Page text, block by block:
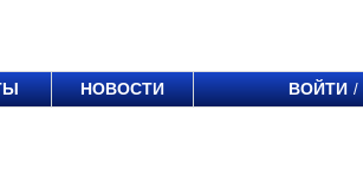
НОВОСТИ ВОЙТИ /